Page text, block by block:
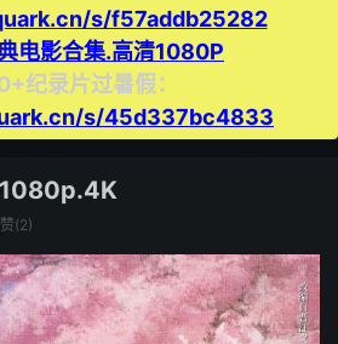
s/f57addb25282
电影合集.高清1080P
纪录片过暑假：
s/45d337bc4833
赞(2)